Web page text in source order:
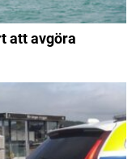
att avgöra